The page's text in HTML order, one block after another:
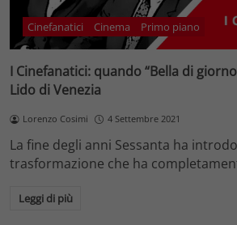
Cinefanatici Cinema Primo piano
I Cinefanatici: quando “Bella di
Lido di Venezia
Lorenzo Cosimi 4 Settembre 2021
La fine degli anni Sessanta ha
trasformazione che ha
Leggi di più